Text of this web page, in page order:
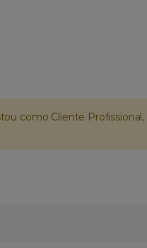
como Cliente Profissional,